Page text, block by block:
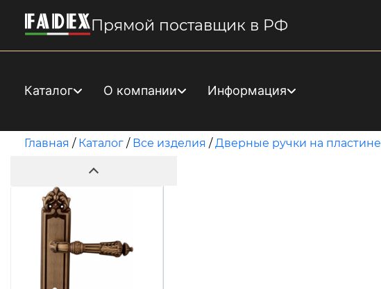
Прямой поставщик в РФ
Каталог О компании Информация
Главная / Каталог / Все изделия /Дверные ручки на пластине